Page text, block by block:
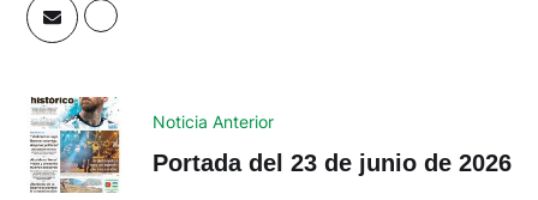
Noticia Anterior
Portada del 23 de junio de 2026